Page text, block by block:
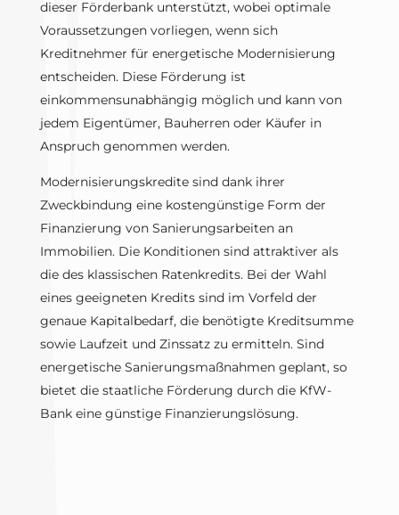
dieser Förderbank unterstützt, wobei optimale
Voraussetzungen vorliegen, wenn sich
Kreditnehmer für energetische Modernisierung
entscheiden. Diese Förderung ist
einkommensunabhängig möglich und kann von
jedem Eigentümer, Bauherren oder Käufer in
Anspruch genommen werden.
Modernisierungskredite sind dank ihrer
Zweckbindung eine kostengünstige Form der
Finanzierung von Sanierungsarbeiten an
Immobilien. Die Konditionen sind attraktiver als
die des klassischen Ratenkredits. Bei der Wahl
eines geeigneten Kredits sind im Vorfeld der
genaue Kapitalbedarf, die benötigte Kreditsumme
sowie Laufzeit und Zinssatz zu ermitteln. Sind
energetische Sanierungsmaßnahmen geplant, so
bietet die staatliche Förderung durch die KfW-
Bank eine günstige Finanzierungslösung.